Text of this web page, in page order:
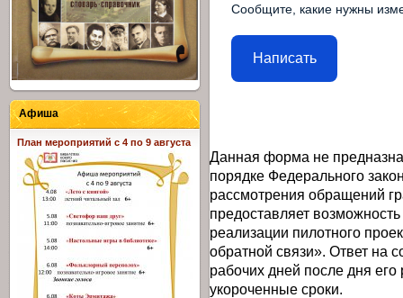
Сообщите, какие нужны
Написать
Данная форма не
порядке Федерального
рассмотрения обращений
предоставляет
реализации пилотного
обратной связи». Ответ на
рабочих дней после дня
укороченные сроки.
Афиша
План мероприятий с 4 по 9 августа